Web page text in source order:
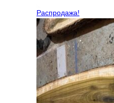
19809 ₽.
Распродажа!